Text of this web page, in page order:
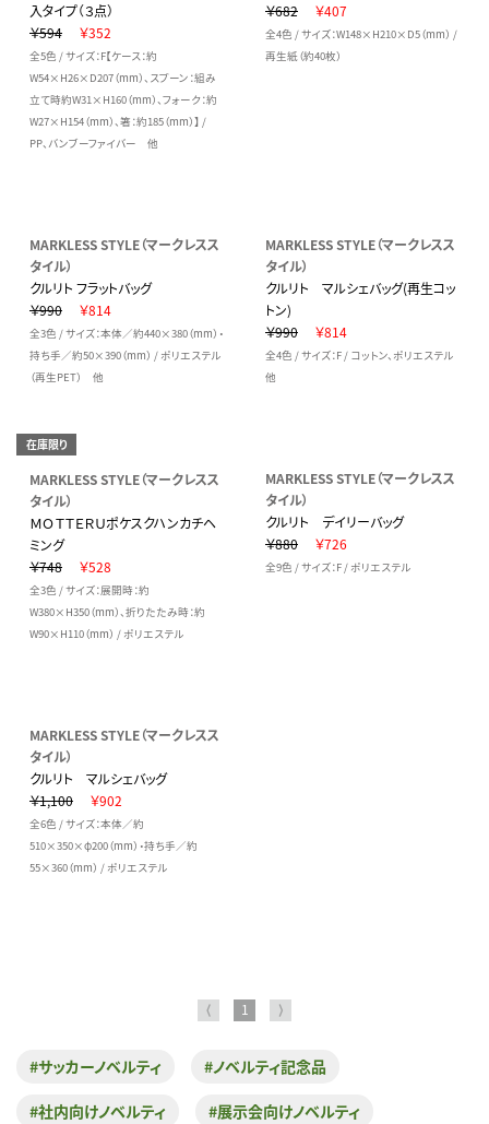
入タイプ（３点）
￥594
￥352
全5色 / サイズ：F【ケース：約
W54×H26×D207（mm）、スプーン：組み
立て時約W31×H160（mm）、フォーク：約
W27×H154（mm）、箸：約185（mm）】 /
PP、バンブーファイバー 他
￥682
￥407
全4色 / サイズ：W148×H210×D5（mm） /
再生紙（約40枚）
MARKLESS STYLE（マークレスス
タイル）
クルリト フラットバッグ
￥990
￥814
全3色 / サイズ：本体／約440×380（mm）・
持ち手／約50×390（mm） / ポリエステル
（再生PET） 他
MARKLESS STYLE（マークレスス
タイル）
クルリト マルシェバッグ(再生コッ
トン)
￥990
￥814
全4色 / サイズ：F / コットン、ポリエステル
他
在庫限り
MARKLESS STYLE（マークレスス
タイル）
ＭＯＴＴＥＲＵポケスクハンカチヘ
ミング
￥748
￥528
全3色 / サイズ：展開時：約
W380×H350（mm）、折りたたみ時：約
W90×H110（mm） / ポリエステル
MARKLESS STYLE（マークレスス
タイル）
クルリト デイリーバッグ
￥880
￥726
全9色 / サイズ：F / ポリエステル
MARKLESS STYLE（マークレスス
タイル）
クルリト マルシェバッグ
￥1,100
￥902
全6色 / サイズ：本体／約
510×350×φ200（mm）・持ち手／約
55×360（mm） / ポリエステル
⟨ 1 ⟩
#サッカーノベルティ #ノベルティ記念品
#社内向けノベルティ #展示会向けノベルティ